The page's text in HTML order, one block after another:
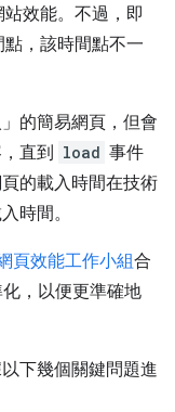
效能。不過，即
，該時間點不一
的簡易網頁，但會
直到 load 事件
的載入時間在技術
時間。
頁效能工作小組合
，以便更準確地
下幾個關鍵問題進